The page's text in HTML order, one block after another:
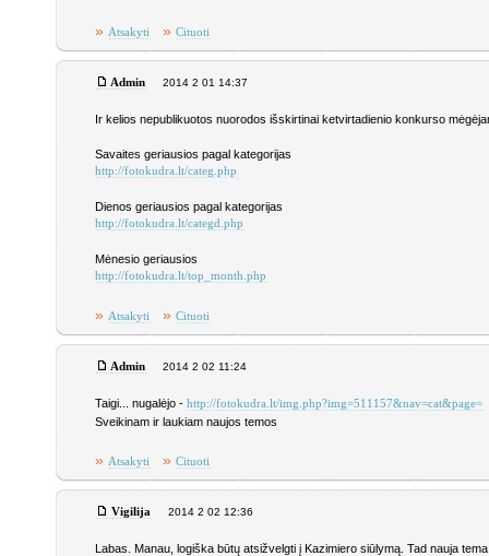
» Atsakyti » Cituoti
Admin 2014 2 01 14:37
Ir kelios nepublikuotos nuorodos išskirtinai ketvirtadienio konkurso
Savaites geriausios pagal kategorijas
http://fotokudra.lt/categ.php
Dienos geriausios pagal kategorijas
http://fotokudra.lt/categd.php
Mėnesio geriausios
http://fotokudra.lt/top_month.php
» Atsakyti » Cituoti
Admin 2014 2 02 11:24
Taigi... nugalėjo -http://fotokudra.lt/img.php?img=511157&nav=cat&page=
Sveikinam ir laukiam naujos temos
» Atsakyti » Cituoti
Vigilija 2014 2 02 12:36
Labas. Manau, logiška būtų atsižvelgti į Kazimiero siūlymą. Tad nauja